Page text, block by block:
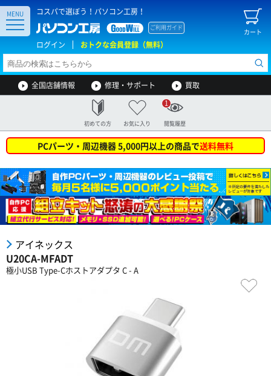
コスパで選ぼう！パソコン工房！
カート
ご利用ガイド
ログイン おトクな会員登録（無料）
MENU
全国店舗情報 修理・サポート 買取
初めての方 お気に入り 閲覧履歴
1
PCパーツ・周辺機器 5,000円以上の商品で送料無料
アイネックス
U20CA-MFADT
極小USB Type-Cホストアダプタ C - A